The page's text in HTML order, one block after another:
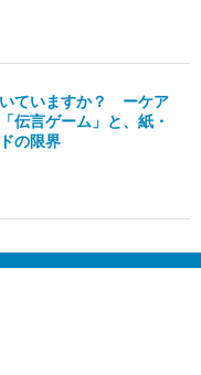
ていますか？ ーケア
伝言ゲーム」と、紙・
の限界